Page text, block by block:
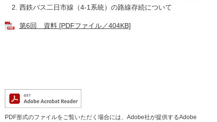
西鉄バス二日市線（4-1系統）の路線存続について
第6回 資料 [PDFファイル／404KB]
PDF形式のファイルをご覧いただく場合には、Adobe社が提供するAdobe